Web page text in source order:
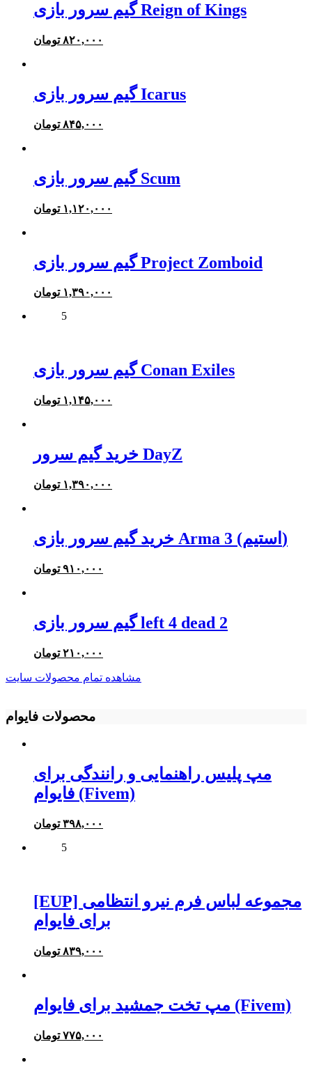
گیم سرور بازی Reign of Kings
۸۲۰,۰۰۰ تومان
گیم سرور بازی Icarus
۸۴۵,۰۰۰ تومان
گیم سرور بازی Scum
۱,۱۲۰,۰۰۰ تومان
گیم سرور بازی Project Zomboid
۱,۳۹۰,۰۰۰ تومان
5
گیم سرور بازی Conan Exiles
۱,۱۴۵,۰۰۰ تومان
خرید گیم سرور DayZ
۱,۳۹۰,۰۰۰ تومان
خرید گیم سرور بازی Arma 3 (استیم)
۹۱۰,۰۰۰ تومان
گیم سرور بازی left 4 dead 2
۲۱۰,۰۰۰ تومان
مشاهده تمام محصولات سایت
محصولات فایوام
مپ پلیس راهنمایی و رانندگی برای
فایوام (Fivem)
۳۹۸,۰۰۰ تومان
5
[EUP] مجموعه لباس فرم نیرو انتظامی
برای فایوام
۸۳۹,۰۰۰ تومان
مپ تخت جمشید برای فایوام (Fivem)
۷۷۵,۰۰۰ تومان